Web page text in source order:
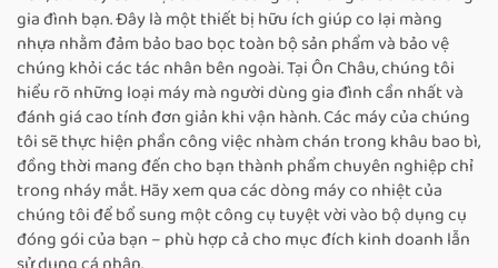
gia đình bạn. Đây là một thiết bị hữu ích giúp co lại màng
nhựa nhằm đảm bảo bao bọc toàn bộ sản phẩm và bảo vệ
chúng khỏi các tác nhân bên ngoài. Tại Ôn Châu, chúng tôi
hiểu rõ những loại máy mà người dùng gia đình cần nhất và
đánh giá cao tính đơn giản khi vận hành. Các máy của chúng
tôi sẽ thực hiện phần công việc nhàm chán trong khâu bao bì,
đồng thời mang đến cho bạn thành phẩm chuyên nghiệp chỉ
trong nháy mắt. Hãy xem qua các dòng máy co nhiệt của
chúng tôi để bổ sung một công cụ tuyệt vời vào bộ dụng cụ
đóng gói của bạn – phù hợp cả cho mục đích kinh doanh lẫn